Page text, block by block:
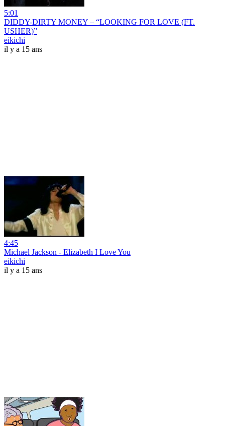
5:01
DIDDY-DIRTY MONEY – “LOOKING FOR LOVE (FT.
USHER)”
eikichi
il y a 15 ans
4:45
Michael Jackson - Elizabeth I Love You
eikichi
il y a 15 ans